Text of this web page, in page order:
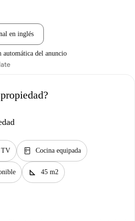
en inglés
automática del anuncio
TV kitchen Cocina equipada
square_foot 45 m2